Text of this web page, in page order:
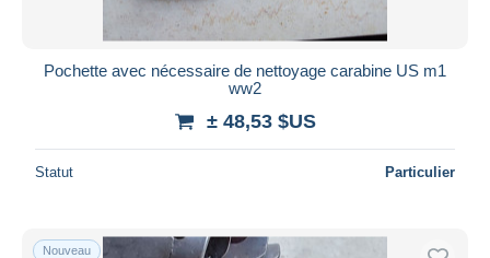
Pochette avec nécessaire de nettoyage carabine US m1
ww2
± 48,53 $US
Statut Particulier
Nouveau